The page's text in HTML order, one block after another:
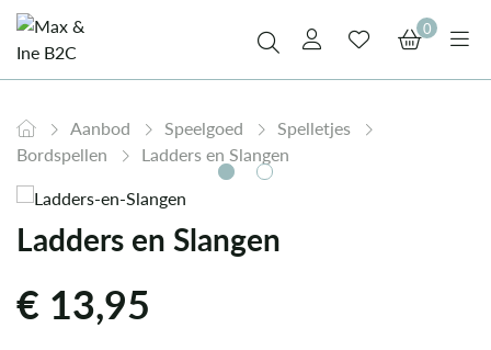
0
Aanbod Speelgoed
Spelletjes
Bordspellen
Ladders en Slangen
Ladders en Slangen
€ 13,95